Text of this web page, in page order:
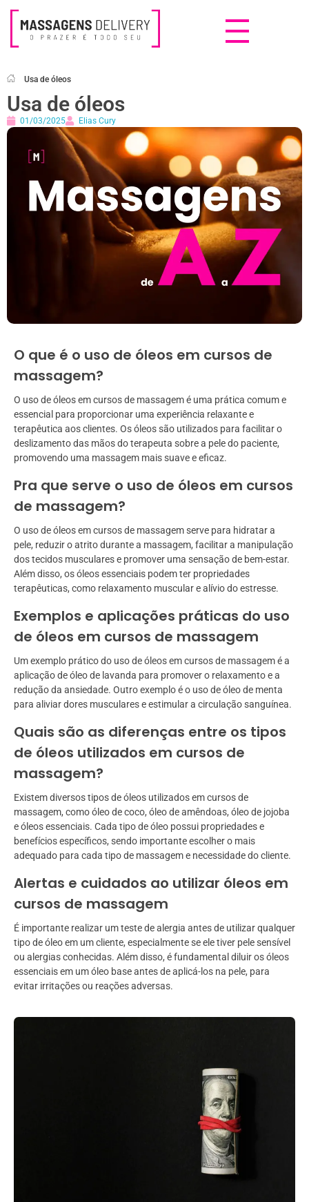
Usa de óleos
Usa de óleos
01/03/2025 Elias Cury
O que é o uso de óleos em cursos de
massagem?
O uso de óleos em cursos de massagem é uma prática comum e
essencial para proporcionar uma experiência relaxante e
terapêutica aos clientes. Os óleos são utilizados para facilitar o
deslizamento das mãos do terapeuta sobre a pele do paciente,
promovendo uma massagem mais suave e eficaz.
Pra que serve o uso de óleos em cursos
de massagem?
O uso de óleos em cursos de massagem serve para hidratar a
pele, reduzir o atrito durante a massagem, facilitar a manipulação
dos tecidos musculares e promover uma sensação de bem-estar.
Além disso, os óleos essenciais podem ter propriedades
terapêuticas, como relaxamento muscular e alívio do estresse.
Exemplos e aplicações práticas do uso
de óleos em cursos de massagem
Um exemplo prático do uso de óleos em cursos de massagem é a
aplicação de óleo de lavanda para promover o relaxamento e a
redução da ansiedade. Outro exemplo é o uso de óleo de menta
para aliviar dores musculares e estimular a circulação sanguínea.
Quais são as diferenças entre os tipos
de óleos utilizados em cursos de
massagem?
Existem diversos tipos de óleos utilizados em cursos de
massagem, como óleo de coco, óleo de amêndoas, óleo de jojoba
e óleos essenciais. Cada tipo de óleo possui propriedades e
benefícios específicos, sendo importante escolher o mais
adequado para cada tipo de massagem e necessidade do cliente.
Alertas e cuidados ao utilizar óleos em
cursos de massagem
É importante realizar um teste de alergia antes de utilizar qualquer
tipo de óleo em um cliente, especialmente se ele tiver pele sensível
ou alergias conhecidas. Além disso, é fundamental diluir os óleos
essenciais em um óleo base antes de aplicá-los na pele, para
evitar irritações ou reações adversas.